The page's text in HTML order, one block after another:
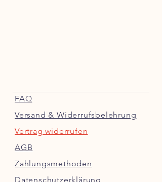
FAQ
Versand & Widerrufsbelehrung
Vertrag widerrufen
AGB
Zahlungsmethoden
Datenschutzerklärung